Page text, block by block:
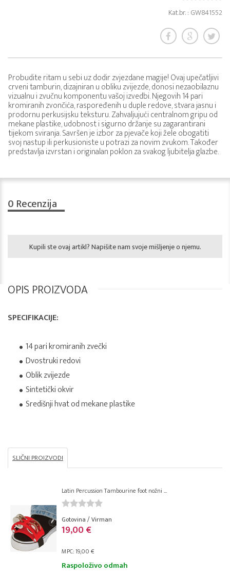
Kat.br. : GW841552
Probudite ritam u sebi uz dodir zvjezdane magije! Ovaj upečatljivi
crveni tamburin, dizajniran u obliku zvijezde, donosi nezaobilaznu
vizualnu i zvučnu komponentu vašoj izvedbi. Njegovih 14 pari
kromiranih zvončića, raspoređenih u duple redove, stvara jasnu i
prodornu perkusijsku teksturu. Zahvaljujući centralnom gripu od
mekane plastike, udobnost i sigurno držanje su zagarantirani
tijekom sviranja. Savršen je izbor za pjevače koji žele obogatiti
svoj nastup ili perkusioniste u potrazi za novim zvukom. Također
predstavlja izvrstan i originalan poklon za svakog ljubitelja glazbe.
0 Recenzija
Kupili ste ovaj artikl? Napišite nam svoje mišljenje o njemu.
OPIS PROIZVODA
SPECIFIKACIJE:
14 pari kromiranih zvečki
Dvostruki redovi
Oblik zvijezde
Sintetički okvir
Središnji hvat od mekane plastike
SLIČNI PROIZVODI
Latin Percussion Tambourine foot nožni ...
Gotovina / Virman
19,00 €
MPC: 19,00 €
Raspoloživo odmah